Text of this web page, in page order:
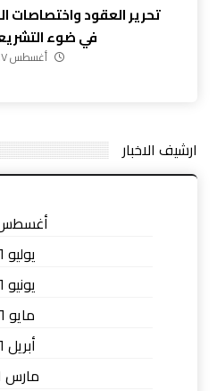
تحرير العقود واختصاصات
في ضوء
أغسطس ٧, ٢٠٢٦
ارشيف الاخبار
أغسطس
يوليو ٢٠٢٦
يونيو ٢٠٢٦
مايو ٢٠٢٦
أبريل ٢٠٢٦
مارس ٢٠٢٦